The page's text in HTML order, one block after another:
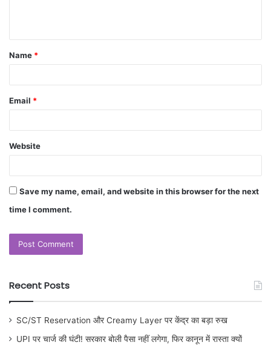
Name *
Email *
Website
Save my name, email, and website in this browser for the next
time I comment.
Recent Posts
SC/ST Reservation और Creamy Layer पर केंद्र का बड़ा रुख
UPI पर चार्ज की घंटी! सरकार बोली पैसा नहीं लगेगा, फिर कानून में रास्ता क्यों